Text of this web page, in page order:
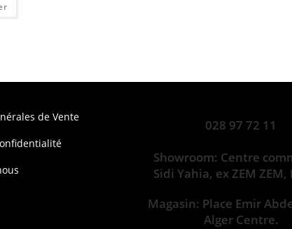
de Vente
028 97 72 11
Showroom: Centre
Sidi Yahia, ex ZEM
Magasin: Place Emir
Alger Centre.